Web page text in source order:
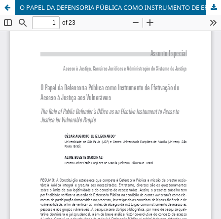
O PAPEL DA DEFENSORIA PÚBLICA COMO INSTRUMENTO DE EFETIVAÇÃO DO ACESSO À JUSTIÇA AOS VULNERÁVEIS